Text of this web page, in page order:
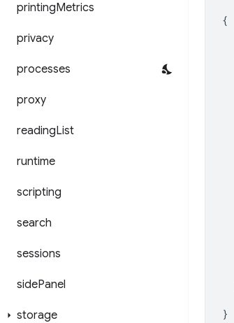
printingMetrics
privacy
processes
proxy
readingList
runtime
scripting
search
sessions
sidePanel
storage
{
}